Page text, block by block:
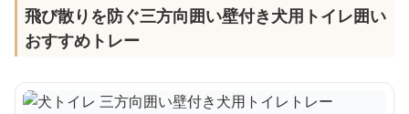
飛び散りを防ぐ三方向囲い壁付き犬用トイレ囲い
おすすめトレー